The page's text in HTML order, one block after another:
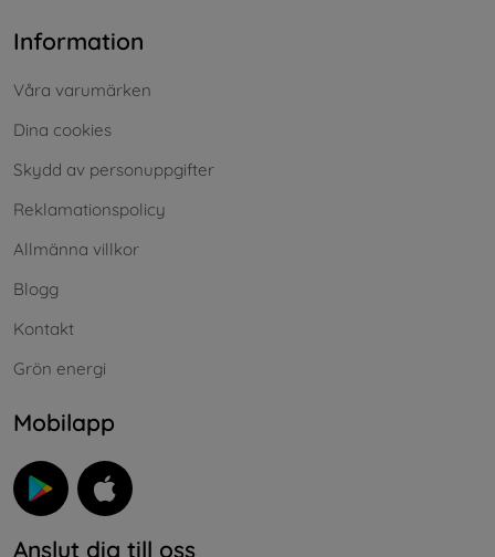
Information
Våra varumärken
Dina cookies
Skydd av personuppgifter
Reklamationspolicy
Allmänna villkor
Blogg
Kontakt
Grön energi
Mobilapp
Anslut dig till oss